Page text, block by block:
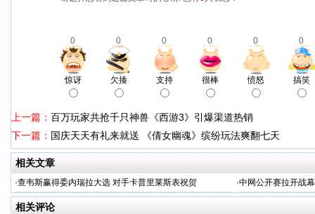
0 0 0 0 0 0
惊讶 欠揍 支持 很棒 愤怒 搞笑
上一篇： 百万玩家共抢千只神兽《西游3》引爆渠道热销
下一篇： 国庆天天有礼来就送 《倩女幽魂》缤纷玩法爽翻七天
相关文章
·查韦斯赢得委内瑞拉大选 对手卡普里莱斯表祝贺 ·中网公开赛拉开战
相关评论